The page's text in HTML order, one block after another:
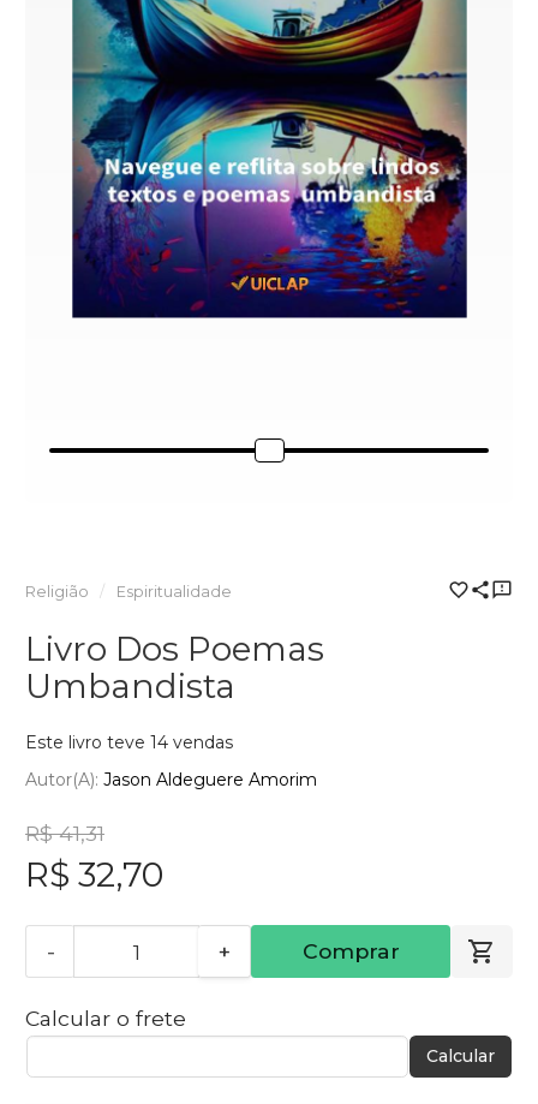
Religião Espiritualidade
Livro Dos Poemas
Umbandista
Este livro teve 14 vendas
Autor(a): Jason Aldeguere Amorim
R$ 41,31
R$ 32,70
- + Comprar
Calcular o frete
Calcular